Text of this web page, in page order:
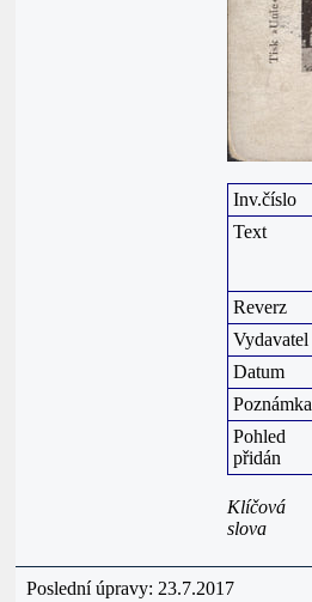
Inv.číslo
Text
Reverz
Vydavatel
Datum
Poznámka
Pohled
přidán
Klíčová
slova
Poslední úpravy: 23.7.2017